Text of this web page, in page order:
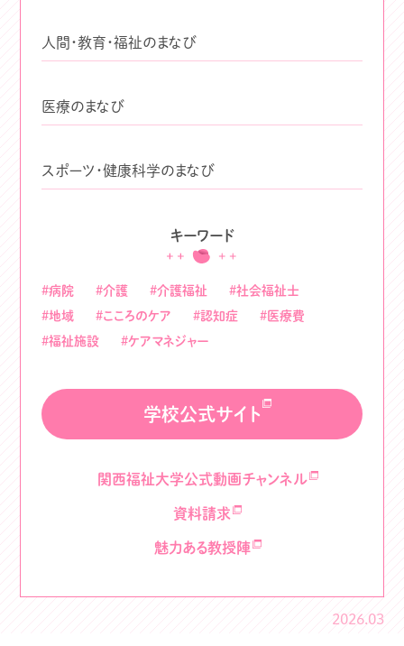
人間・教育・福祉のまなび
医療のまなび
スポーツ・健康科学のまなび
キーワード
#病院 #介護 #介護福祉
#社会福祉士
#地域
#こころのケア #認知症
#医療費
#福祉施設
#ケアマネジャー
学校公式サイト
関西福祉大学公式動画チャンネル
資料請求
魅力ある教授陣
2026.03